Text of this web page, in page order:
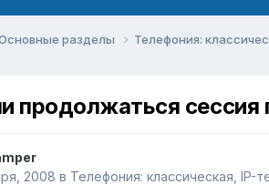
Основные разделы Телефония:
продолжаться сессия
2008 в Телефония: классическая, IP-